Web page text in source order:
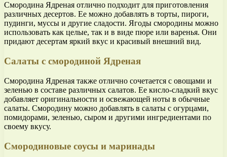
Смородина Ядреная отлично подходит для приготовления
различных десертов. Ее можно добавлять в торты, пироги,
пудинги, муссы и другие сладости. Ягоды смородины можно
использовать как целые, так и в виде пюре или варенья. Они
придают десертам яркий вкус и красивый внешний вид.
Салаты с смородиной Ядреная
Смородина Ядреная также отлично сочетается с овощами и
зеленью в составе различных салатов. Ее кисло-сладкий вкус
добавляет оригинальности и освежающей ноты в обычные
салаты. Смородину можно добавлять в салаты с огурцами,
помидорами, зеленью, сыром и другими ингредиентами по
своему вкусу.
Смородиновые соусы и маринады